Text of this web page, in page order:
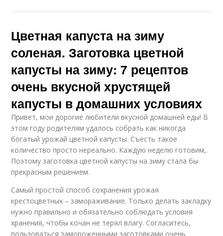
Цветная капуста на зиму
соленая. Заготовка цветной
капусты на зиму: 7 рецептов
очень вкусной хрустящей
капусты в домашних условиях
Привет, мои дорогие любители вкусной домашней еды! В
этом году родителям удалось собрать как никогда
богатый урожай цветной капусты. Съесть такое
количество просто нереально. Каждую неделю готовим,.
Поэтому заготовка цветной капусты на зиму стала бы
прекрасным решением.
Самый простой способ сохранения урожая
крестоцветных – замораживание. Только делать закладку
нужно правильно и обязательно соблюдать условия
хранения, чтобы кочан не терял влагу. Согласитесь,
пользоваться замороженными заготовками очень